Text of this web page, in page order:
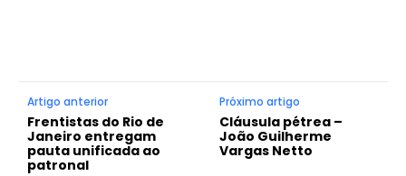
Artigo anterior
Frentistas do Rio de
Janeiro entregam
pauta unificada ao
patronal
Próximo artigo
Cláusula pétrea –
João Guilherme
Vargas Netto